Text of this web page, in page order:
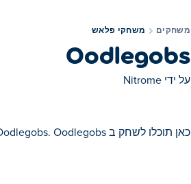
משחקים משחקי פלאש
Oodlegobs
על ידי Nitrome
כאן תוכלו לשחק ב Oodlegobs. Oodlegobs הוא אחד מהמשחקי פלאש הנבחרים שלנו